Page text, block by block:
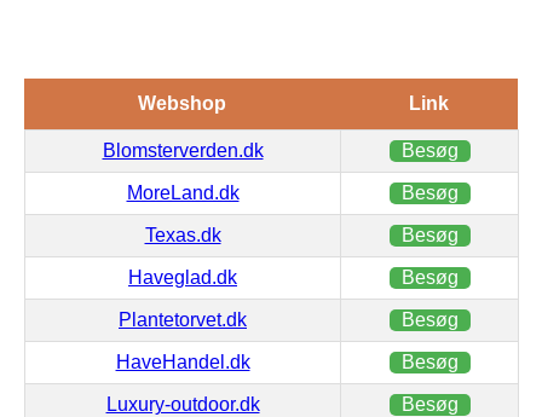
Webshop Link
Blomsterverden.dk Besøg
MoreLand.dk Besøg
Texas.dk Besøg
Haveglad.dk Besøg
Plantetorvet.dk Besøg
HaveHandel.dk Besøg
Luxury-outdoor.dk Besøg